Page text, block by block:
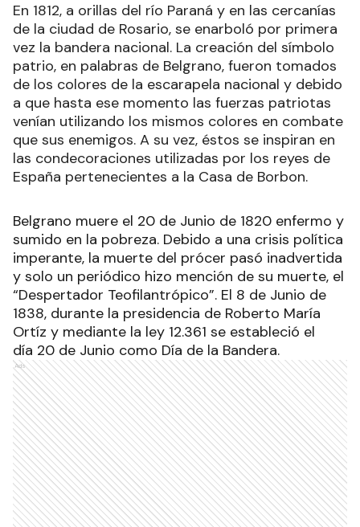
En 1812, a orillas del río Paraná y en las cercanías
de la ciudad de Rosario, se enarboló por primera
vez la bandera nacional. La creación del símbolo
patrio, en palabras de Belgrano, fueron tomados
de los colores de la escarapela nacional y debido
a que hasta ese momento las fuerzas patriotas
venían utilizando los mismos colores en combate
que sus enemigos. A su vez, éstos se inspiran en
las condecoraciones utilizadas por los reyes de
España pertenecientes a la Casa de Borbon.
Belgrano muere el 20 de Junio de 1820 enfermo y
sumido en la pobreza. Debido a una crisis política
imperante, la muerte del prócer pasó inadvertida
y solo un periódico hizo mención de su muerte, el
“Despertador Teofilantrópico”. El 8 de Junio de
1838, durante la presidencia de Roberto María
Ortíz y mediante la ley 12.361 se estableció el
día 20 de Junio como Día de la Bandera.
Ads